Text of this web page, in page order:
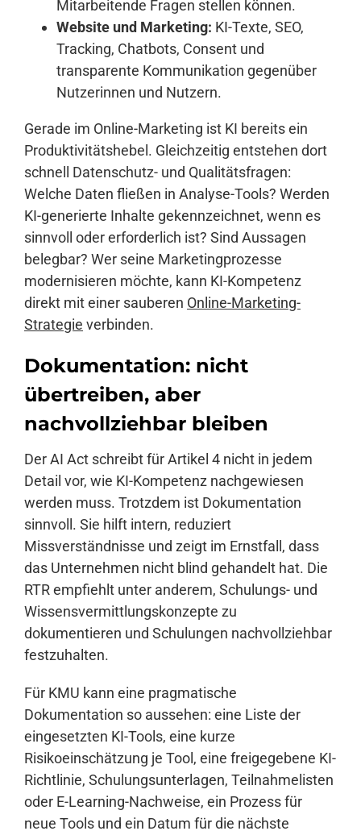
Mitarbeitende Fragen stellen können.
Website und Marketing: KI-Texte, SEO,
Tracking, Chatbots, Consent und
transparente Kommunikation gegenüber
Nutzerinnen und Nutzern.
Gerade im Online-Marketing ist KI bereits ein
Produktivitätshebel. Gleichzeitig entstehen dort
schnell Datenschutz- und Qualitätsfragen:
Welche Daten fließen in Analyse-Tools? Werden
KI-generierte Inhalte gekennzeichnet, wenn es
sinnvoll oder erforderlich ist? Sind Aussagen
belegbar? Wer seine Marketingprozesse
modernisieren möchte, kann KI-Kompetenz
direkt mit einer sauberen Online-Marketing-
Strategie verbinden.
Dokumentation: nicht
übertreiben, aber
nachvollziehbar bleiben
Der AI Act schreibt für Artikel 4 nicht in jedem
Detail vor, wie KI-Kompetenz nachgewiesen
werden muss. Trotzdem ist Dokumentation
sinnvoll. Sie hilft intern, reduziert
Missverständnisse und zeigt im Ernstfall, dass
das Unternehmen nicht blind gehandelt hat. Die
RTR empfiehlt unter anderem, Schulungs- und
Wissensvermittlungskonzepte zu
dokumentieren und Schulungen nachvollziehbar
festzuhalten.
Für KMU kann eine pragmatische
Dokumentation so aussehen: eine Liste der
eingesetzten KI-Tools, eine kurze
Risikoeinschätzung je Tool, eine freigegebene KI-
Richtlinie, Schulungsunterlagen, Teilnahmelisten
oder E-Learning-Nachweise, ein Prozess für
neue Tools und ein Datum für die nächste